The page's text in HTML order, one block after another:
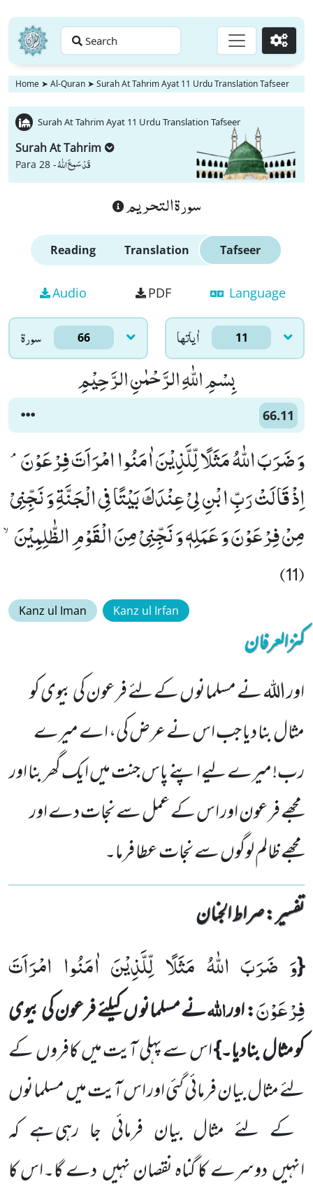
Search Go
Home ➤ Al-Quran ➤ Surah At Tahrim Ayat 11 Urdu Translation Tafseer
Surah At Tahrim Ayat 11 Urdu Translation Tafseer
Surah At Tahrim
Para 28 -قَدْ سَمِعَ اللّٰهُ
سورة التحريم
Reading Translation Tafseer
Audio PDF Language
سورۃ 66 اٰياتها 11
بِسْمِ اللّٰهِ الرَّحْمٰنِ الرَّحِیْمِ
66.11
وَ ضَرَبَ اللّٰهُ مَثَلًا لِّلَّذِیْنَ اٰمَنُوا امْرَاَتَ فِرْعَوْنَۘ-
اِذْ قَالَتْ رَبِّ ابْنِ لِیْ عِنْدَكَ بَیْتًا فِی الْجَنَّةِ وَ نَجِّنِیْ
مِنْ فِرْعَوْنَ وَ عَمَلِهٖ وَ نَجِّنِیْ مِنَ الْقَوْمِ الظّٰلِمِیْنَۙ
(11)
Kanz ul Iman Kanz ul Irfan
کنزالعرفان
اور اللہ نے مسلمانو ں کے لئے فرعون کی بیوی کو
مثال بنا دیا جب اس نے عرض کی، اے میرے
رب! میرے لیے اپنے پاس جنت میں ایک گھر بنا اور
مجھے فرعون اور اس کے عمل سے نجات دے اور
مجھے ظالم لوگوں سے نجات عطا فرما۔
تفسیر : ‎صراط الجنان
{وَ ضَرَبَ اللّٰهُ مَثَلًا لِّلَّذِیْنَ اٰمَنُوا امْرَاَتَ
فِرْعَوْنَ: اوراللّٰہنے مسلمانو ںکیلئےفرعون کی بیوی
کو مثال بنادیا۔}اس سے پہلی آیت میںکافروںکے
لئے مثال بیان فرمائی گئی اور اس آیت میںمسلمانوں
کے لئے مثال بیان فرمائی جا رہی ہے کہ
انہیںدوسرے کا گناہ نقصان نہیںدے گا۔اس کا